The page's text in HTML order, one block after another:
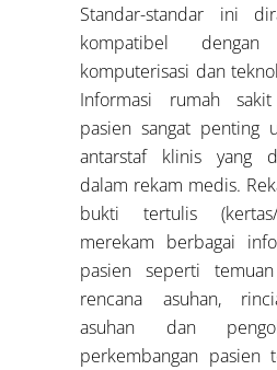
Standar-standar ini
kompatibel
komputerisasi dan
Informasi rumah
pasien sangat penting
antarstaf klinis yang
dalam rekam medis.
bukti tertulis
merekam berbagai
pasien seperti
rencana asuhan,
asuhan dan
perkembangan pasien